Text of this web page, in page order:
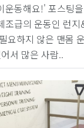
운동해요!' 포스팅
조급의 운동인 런
요하지 않은 맨몸
서 많은 사람..